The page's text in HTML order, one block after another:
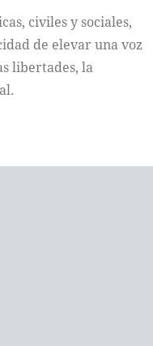
civiles y sociales,
de elevar una voz
libertades, la